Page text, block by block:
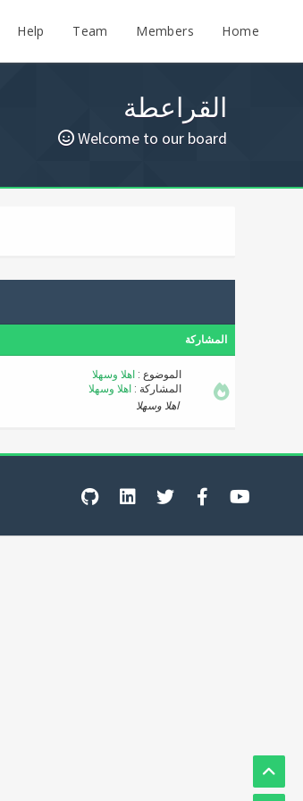
Home
Members
Team
Help
القراعطة
Welcome to our board
المشاركة
الموضوع : اهلا وسهلا
المشاركة : اهلا وسهلا
اهلا وسهلا